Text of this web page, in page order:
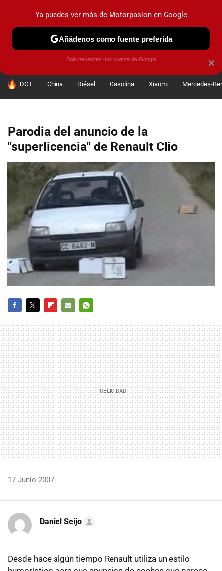
PRUEBAS COCHES ELÉCTRICOS OBSERVATORIO
HOY SE HABLA DE
DGT China Diésel Gasolina Xiaomi Mercedes-
Parodia del anuncio de la
"superlicencia" de Renault Clio
MAIL
17 Junio 2007
Daniel Seijo
Desde hace algún tiempo Renault utiliza un estilo
×
Ya puedes ver más de Motorpasion en Google
Añádenos como fuente preferida
Solo necesitas una cuenta de Google